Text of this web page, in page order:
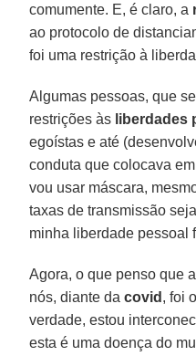
comumente. E, é claro, a
ao protocolo de
foi uma restrição à
Algumas pessoas, que
restrições às liberdades
egoístas e até
conduta que colocava
vou usar máscara,
taxas de transmissão
minha liberdade pessoal
Agora, o que penso que
nós, diante dacovid , foi
verdade, estou
esta é uma doença do